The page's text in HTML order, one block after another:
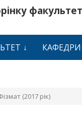
КАФЕДРИ
(2017 рік)